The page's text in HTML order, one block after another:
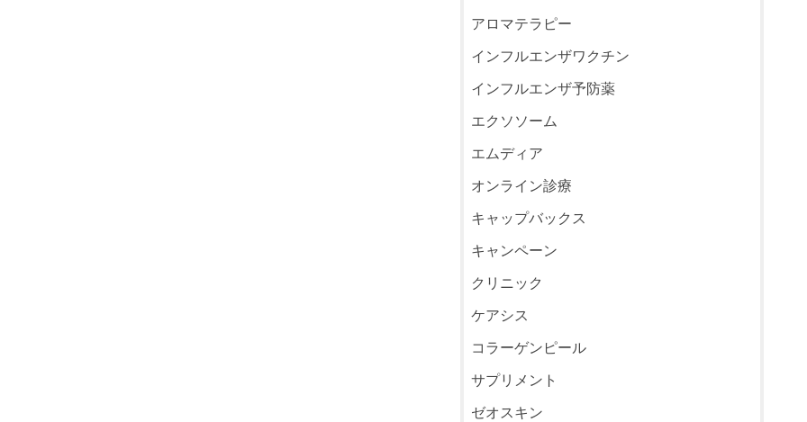
アロマテラピー
インフルエンザワクチン
インフルエンザ予防薬
エクソソーム
エムディア
オンライン診療
キャップバックス
キャンペーン
クリニック
ケアシス
コラーゲンピール
サプリメント
ゼオスキン